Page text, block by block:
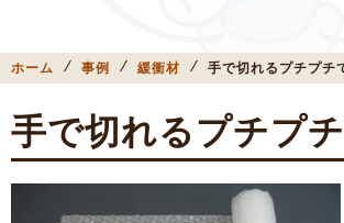
ホーム 事例 緩衝材 手で切れるプチプチ
手で切れるプチプ